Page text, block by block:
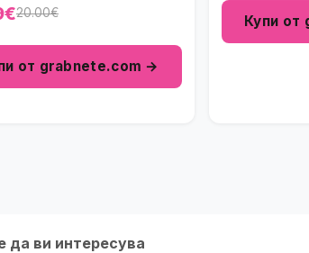
20.00€
от grabnete.com →
Купи от
да ви интересува